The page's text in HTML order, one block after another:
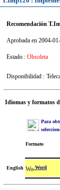
Recomendación
Aprobada en 2004-
Estado : Obsoleta
Disponibilidad :
Idiomas y formatos
Para
Formato
English Word